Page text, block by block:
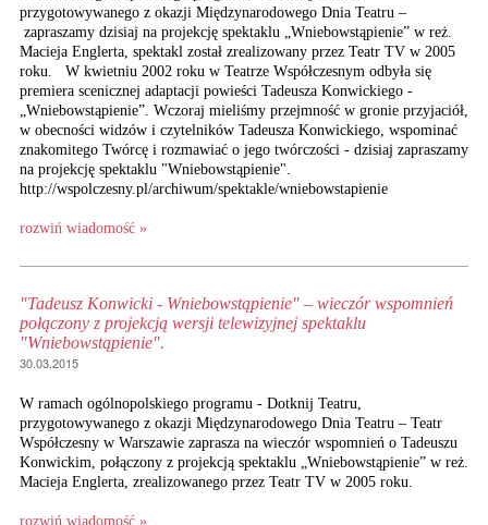
przygotowywanego z okazji Międzynarodowego Dnia Teatru –
zapraszamy dzisiaj na projekcję spektaklu „Wniebowstąpienie” w reż.
Macieja Englerta, spektakl został zrealizowany przez Teatr TV w 2005
roku. W kwietniu 2002 roku w Teatrze Współczesnym odbyła się
premiera scenicznej adaptacji powieści Tadeusza Konwickiego -
„Wniebowstąpienie”. Wczoraj mieliśmy przejmność w gronie przyjaciół,
w obecności widzów i czytelników Tadeusza Konwickiego, wspominać
znakomitego Twórcę i rozmawiać o jego twórczości - dzisiaj zapraszamy
na projekcję spektaklu "Wniebowstąpienie".
http://wspolczesny.pl/archiwum/spektakle/wniebowstapienie
rozwiń wiadomość »
"Tadeusz Konwicki - Wniebowstąpienie" – wieczór wspomnień
połączony z projekcją wersji telewizyjnej spektaklu
"Wniebowstąpienie".
30.03.2015
W ramach ogólnopolskiego programu - Dotknij Teatru,
przygotowywanego z okazji Międzynarodowego Dnia Teatru – Teatr
Współczesny w Warszawie zaprasza na wieczór wspomnień o Tadeuszu
Konwickim, połączony z projekcją spektaklu „Wniebowstąpienie” w reż.
Macieja Englerta, zrealizowanego przez Teatr TV w 2005 roku.
rozwiń wiadomość »